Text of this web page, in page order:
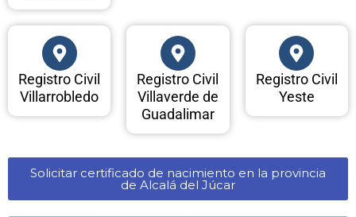
Registro Civil
Villarrobledo
Registro Civil
Villaverde de
Guadalimar
Registro Civil
Yeste
Solicitar certificado de nacimiento en la provincia
de Alcalá del Júcar​